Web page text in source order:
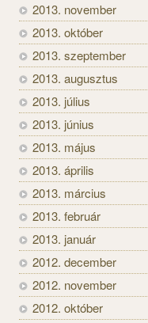
2013. november
2013. október
2013. szeptember
2013. augusztus
2013. július
2013. június
2013. május
2013. április
2013. március
2013. február
2013. január
2012. december
2012. november
2012. október